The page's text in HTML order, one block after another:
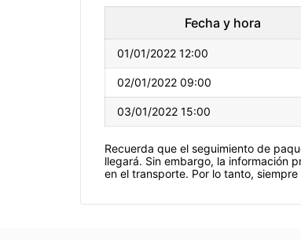
Fecha y hora
01/01/2022 12:00
02/01/2022 09:00
03/01/2022 15:00
Recuerda que el seguimiento de
llegará. Sin embargo, la información
en el transporte. Por lo tanto,